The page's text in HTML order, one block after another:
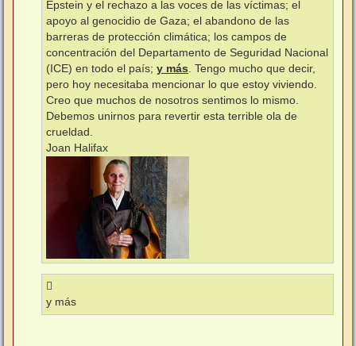
Epstein y el rechazo a las voces de las víctimas; el
apoyo al genocidio de Gaza; el abandono de las
barreras de protección climática; los campos de
concentración del Departamento de Seguridad Nacional
(ICE) en todo el país; y más . Tengo mucho que decir,
pero hoy necesitaba mencionar lo que estoy viviendo.
Creo que muchos de nosotros sentimos lo mismo.
Debemos unirnos para revertir esta terrible ola de
crueldad.
Joan Halifax
y más